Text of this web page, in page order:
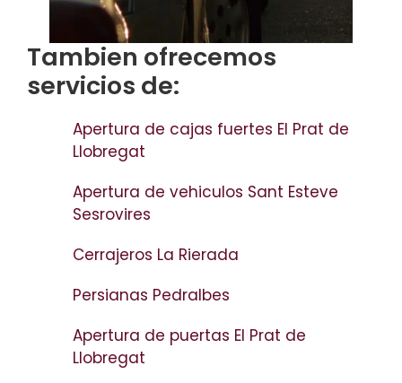
Tambien ofrecemos
servicios de:
Apertura de cajas fuertes El Prat de
Llobregat
Apertura de vehiculos Sant Esteve
Sesrovires
Cerrajeros La Rierada
Persianas Pedralbes
Apertura de puertas El Prat de
Llobregat